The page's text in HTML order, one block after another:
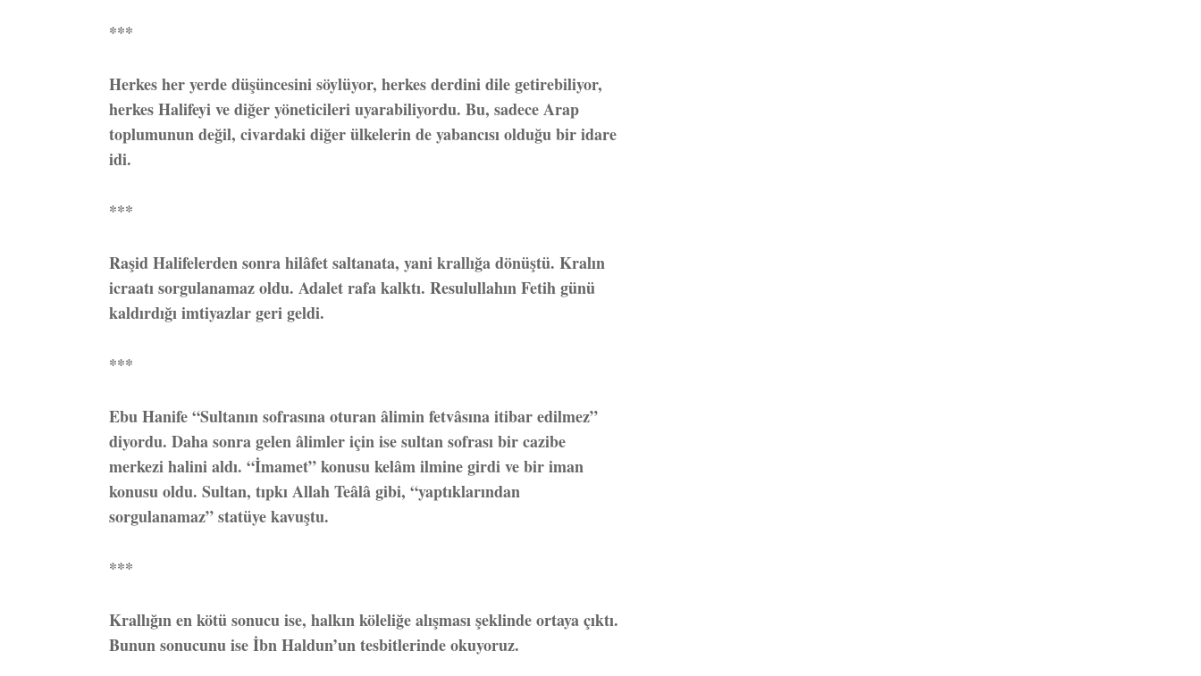
***
Herkes her yerde düşüncesini söylüyor, herkes derdini dile getirebiliyor,
herkes Halifeyi ve diğer yöneticileri uyarabiliyordu. Bu, sadece Arap
toplumunun değil, civardaki diğer ülkelerin de yabancısı olduğu bir idare
idi.
***
Raşid Halifelerden sonra hilâfet saltanata, yani krallığa dönüştü. Kralın
icraatı sorgulanamaz oldu. Adalet rafa kalktı. Resulullahın Fetih günü
kaldırdığı imtiyazlar geri geldi.
***
Ebu Hanife “Sultanın sofrasına oturan âlimin fetvâsına itibar edilmez”
diyordu. Daha sonra gelen âlimler için ise sultan sofrası bir cazibe
merkezi halini aldı. “İmamet” konusu kelâm ilmine girdi ve bir iman
konusu oldu. Sultan, tıpkı Allah Teâlâ gibi, “yaptıklarından
sorgulanamaz” statüye kavuştu.
***
Krallığın en kötü sonucu ise, halkın köleliğe alışması şeklinde ortaya çıktı.
Bunun sonucunu ise İbn Haldun’un tesbitlerinde okuyoruz.